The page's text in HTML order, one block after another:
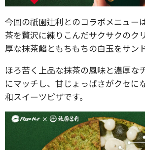
今回の祇園辻利とのコラボメニュー
茶を贅沢に練りこんだサクサクのク
厚な抹茶餡ともちもちの白玉をサンド
ほろ苦く上品な抹茶の風味と濃厚な
にマッチし、甘じょっぱさがクセに
和スイーツピザです。